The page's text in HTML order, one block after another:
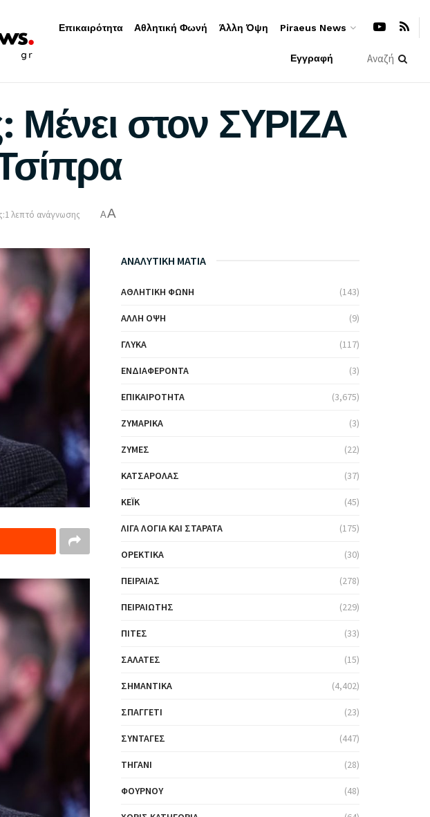
Επικαιρότητα Αθλητική Φωνή Άλλη Όψη Piraeus News
Εγγραφή
στον ΣΥΡΙΖΑ
λεπτό ανάγνωσης AA
ΑΝΑΛΥΤΙΚΗ ΜΑΤΙΑ
ΑΘΛΗΤΙΚΉ ΦΩΝΉ (143)
ΆΛΛΗ ΌΨΗ (9)
ΓΛΥΚΆ (117)
ΕΝΔΙΑΦΈΡΟΝΤΑ (3)
ΕΠΙΚΑΙΡΌΤΗΤΑ (3,675)
ΖΥΜΑΡΙΚΆ (3)
ΖΎΜΕΣ (22)
ΚΑΤΣΑΡΌΛΑΣ (37)
ΚΈΙΚ (45)
ΛΊΓΑ ΛΌΓΙΑ ΚΑΙ ΣΤΑΡΆΤΑ (175)
ΟΡΕΚΤΙΚΆ (30)
ΠΕΙΡΑΙΆΣ (278)
ΠΕΙΡΑΙΏΤΗΣ (229)
ΠΊΤΕΣ (33)
ΣΑΛΆΤΕΣ (15)
ΣΗΜΑΝΤΙΚΆ (4,402)
ΣΠΑΓΓΈΤΙ (23)
ΣΥΝΤΑΓΈΣ (447)
ΤΗΓΆΝΙ (28)
ΦΟΎΡΝΟΥ (48)